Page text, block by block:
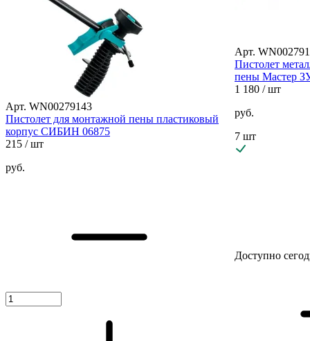
Арт. WN00279143
Пистолет для монтажной пены пластиковый
корпус СИБИН 06875
215 / шт
руб.
Арт.
Пистолет
пены Мастер
1 180 / шт
руб.
7 шт
Доступно